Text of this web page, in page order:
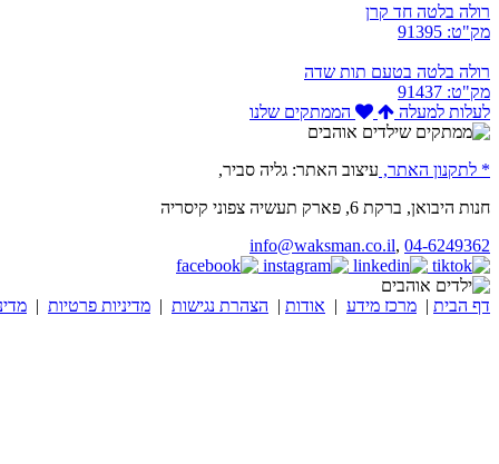
רולה בלטה חד קרן
מק"ט: 91395
רולה בלטה בטעם תות שדה
מק"ט: 91437
לעלות למעלה
הממתקים שלנו
* לתקנון האתר, עיצוב האתר: גליה סביר,
חנות היבואן, ברקת 6, פארק תעשיה צפוני קיסריה
info@waksman.co.il, 04-6249362
דף הבית | מרכז מידע | אודות | הצהרת נגישות | מדיניות פרטיות |